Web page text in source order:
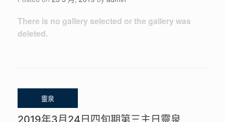
There is no gallery selected or the gallery was
deleted.
2019年3月24日四旬期第三主日靈泉